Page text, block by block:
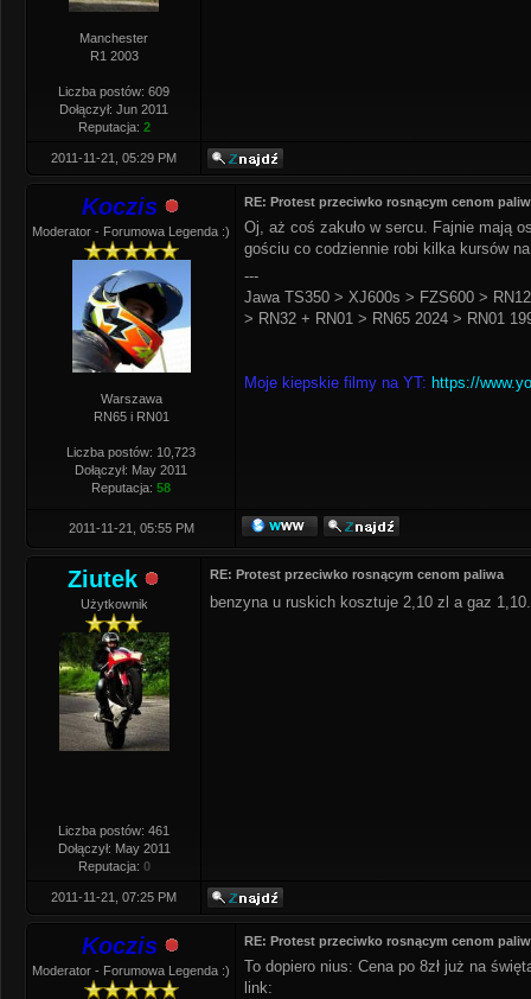
Manchester
R1 2003
Liczba postów: 609
Dołączył: Jun 2011
Reputacja: 2
2011-11-21, 05:29 PM
Koczis
Moderator - Forumowa Legenda :)
Warszawa
RN65 i RN01
Liczba postów: 10,723
Dołączył: May 2011
Reputacja: 58
RE: Protest przeciwko rosnącym cenom
Oj, aż coś zakuło w sercu. Fajnie mają
gościu co codziennie robi kilka kursów
---
Jawa TS350 > XJ600s > FZS600 >
> RN32 + RN01 > RN65 2024 > RN01
Moje kiepskie filmy na YT: https://
2011-11-21, 05:55 PM
Ziutek
Użytkownik
Liczba postów: 461
Dołączył: May 2011
Reputacja: 0
RE: Protest przeciwko rosnącym cenom paliwa
benzyna u ruskich kosztuje 2,10 zl a gaz
2011-11-21, 07:25 PM
Koczis
Moderator - Forumowa Legenda :)
RE: Protest przeciwko rosnącym cenom
To dopiero nius: Cena po 8zł już na
link: